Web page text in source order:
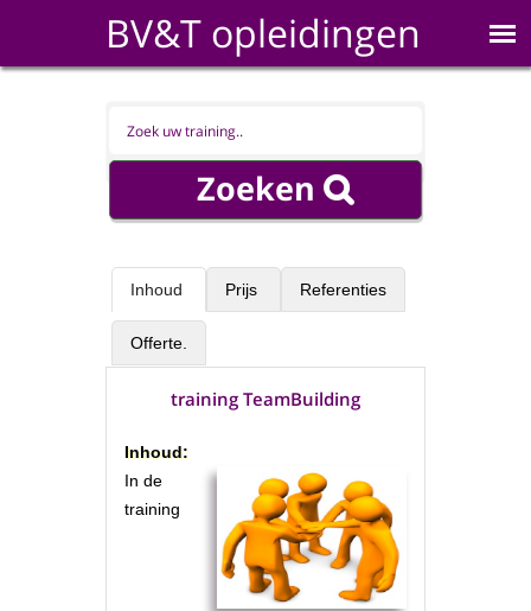
BV&T opleidingen
Inhoud Prijs Referenties
Offerte.
training TeamBuilding
Inhoud:
In de
training